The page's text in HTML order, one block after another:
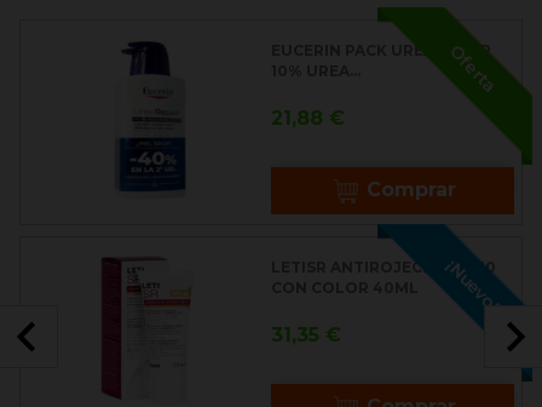
Oferta
EUCERIN PACK UREAREPAIR
Precio
21,88 €
Comprar
¡Nuevo!
LETISR ANTIROJECES SPF30
Precio
31,35 €